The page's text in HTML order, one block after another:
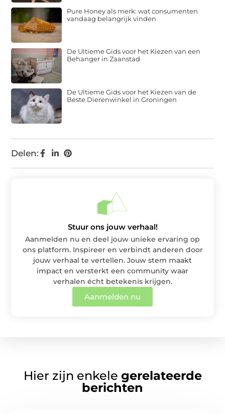
Delen:
Pure Honey als merk: wat consumenten
vandaag belangrijk vinden
De Ultieme Gids voor het Kiezen van een
Behanger in Zaanstad
De Ultieme Gids voor het Kiezen van de
Beste Dierenwinkel in Groningen
Stuur ons jouw verhaal!
Aanmelden nu en deel jouw unieke ervaring op
ons platform. Inspireer en verbindt anderen door
jouw verhaal te vertellen. Jouw stem maakt
impact en versterkt een community waar
verhalen écht betekenis krijgen.
Aanmelden nu
Hier zijn enkele gerelateerde
berichten